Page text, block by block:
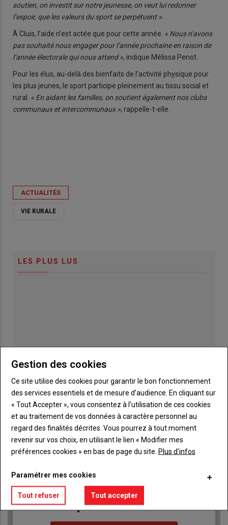
soutien, on investit sur notre jeunesse, on veut lui redonner
l’espoir, que les valeurs du sport se perpétuent »
À Cluis, l’aide n’est actée que pour cette année. « Nous n’avons
pas souhaité nous engager pour l’année prochaine en raison de
l’année électorale qui nous attend », indique Mélissa Penot.
Pour les élus, au-delà des bienfaits de l’activité physique pour
les plus jeunes, le sport participe pleinement au tissu social et
rural. « En aidant les familles, on soutient également nos clubs
communaux et intercommunaux », rappelle-t-elle.
ACTUALITÉS
VIE RURALE
LES PLUS LUS
Publicité
TITRE JE M'ABONNE
Body A partir de 93€
Gestion des cookies
Ce site utilise des cookies pour garantir le bon fonctionnement
des services essentiels et de mesure d’audience. En cliquant sur
« Tout Accepter », vous consentez à l’utilisation de ces cookies
et au traitement de vos données à caractère personnel au
regard des finalités décrites. Vous pourrez à tout moment
revenir sur vos choix, en utilisant le lien « Modifier mes
préférences cookies » en bas de page du site. Plus d'infos
Paramétrer mes cookies
Tout refuser Tout accepter